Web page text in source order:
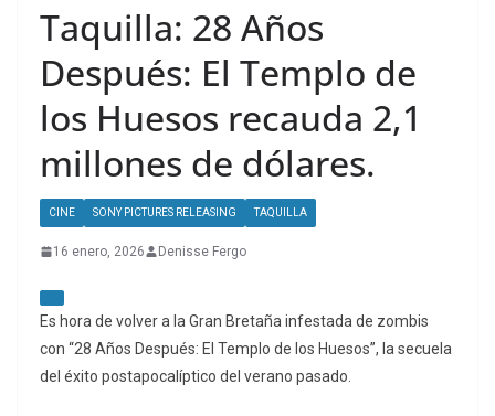
Taquilla: 28 Años
Después: El Templo de
los Huesos recauda 2,1
millones de dólares.
CINE SONY PICTURES RELEASING TAQUILLA
16 enero, 2026 Denisse Fergo
Es hora de volver a la Gran Bretaña infestada de zombis
con “28 Años Después: El Templo de los Huesos”, la secuela
del éxito postapocalíptico del verano pasado.